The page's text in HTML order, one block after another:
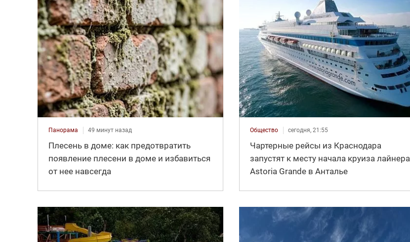
Панорама 49 минут назад
Плесень в доме: как предотвратить
появление плесени в доме и избавиться
от нее навсегда
Общество сегодня, 21:55
Чартерные рейсы из Краснодара
запустят к месту начала круиза лайнера
Astoria Grande в Анталье